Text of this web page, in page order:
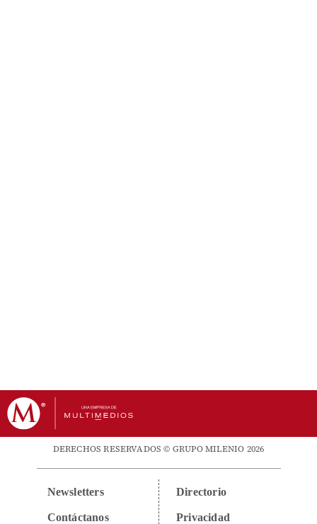
DERECHOS RESERVADOS © GRUPO MILENIO 2026
Newsletters
Contáctanos
Directorio
Privacidad